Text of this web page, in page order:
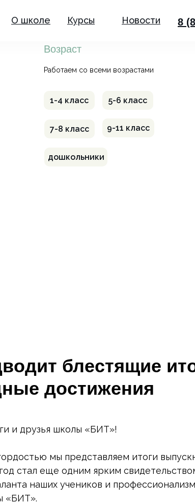
Новости
Курсы
О школе 8
дошкольники
9-11 класс
7-8 класс
1-4 класс 5-6 класс
Работаем со всеми возрастами
Возраст
блестящие
достижения
и друзья школы «БИТ»!
мы представляем итоги
стал еще одним ярким
наших учеников и
«БИТ».